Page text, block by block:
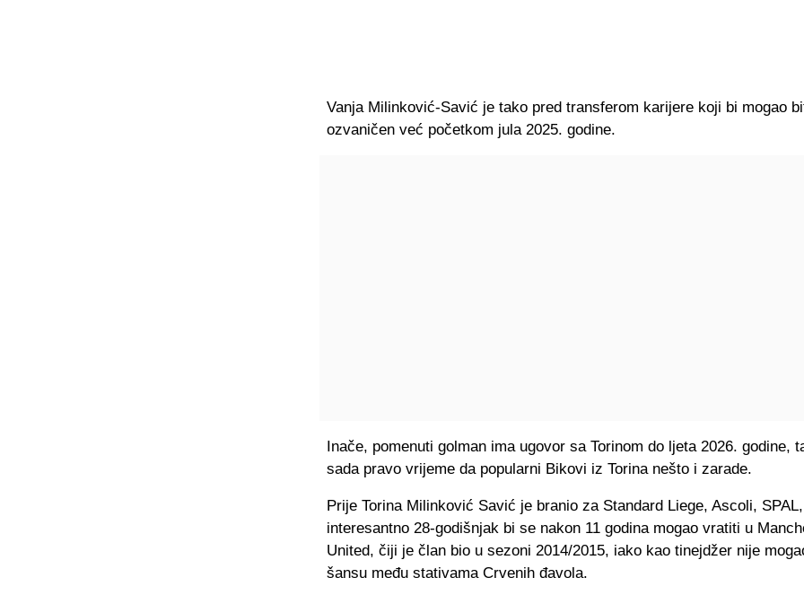
Vanja Milinković-Savić je tako pred transferom karijere koji bi mogao
ozvaničen već početkom jula 2025. godine.
Inače, pomenuti golman ima ugovor sa Torinom do ljeta 2026. godine,
sada pravo vrijeme da popularni Bikovi iz Torina nešto i zarade.
Prije Torina Milinković Savić je branio za Standard Liege, Ascoli,
interesantno 28-godišnjak bi se nakon 11 godina mogao vratiti u
United, čiji je član bio u sezoni 2014/2015, iako kao tinejdžer nije
šansu među stativama Crvenih đavola.